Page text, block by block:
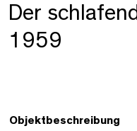
Der
1959
Objektbeschreibung